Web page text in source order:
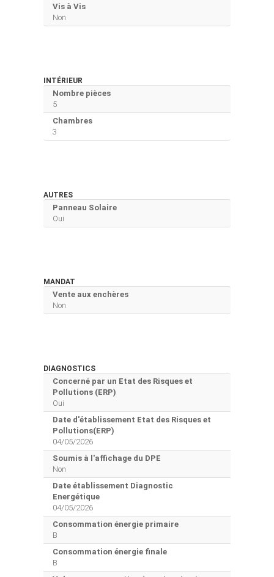
Vis à Vis
Non
INTÉRIEUR
Nombre pièces
5
Chambres
3
AUTRES
Panneau Solaire
Oui
MANDAT
Vente aux enchères
Non
DIAGNOSTICS
Concerné par un Etat des Risques et
Pollutions (ERP)
Oui
Date d'établissement Etat des Risques et
Pollutions(ERP)
04/05/2026
Soumis à l'affichage du DPE
Non
Date établissement Diagnostic
Energétique
04/05/2026
Consommation énergie primaire
B
Consommation énergie finale
B